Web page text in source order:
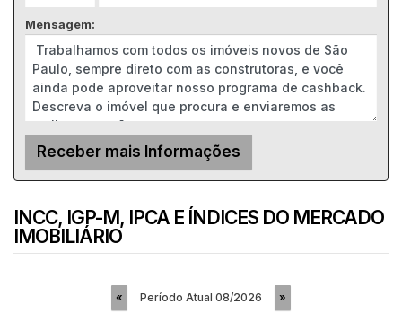
Mensagem:
INCC, IGP-M, IPCA E ÍNDICES DO MERCADO
IMOBILIÁRIO
« Período Atual 08/2026 »